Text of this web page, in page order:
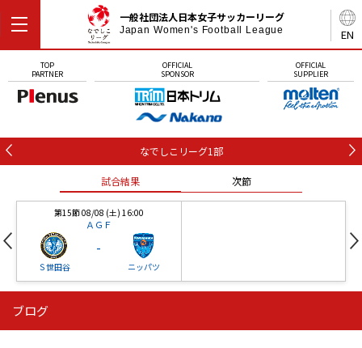
EN
一般社団法人日本女子サッカーリーグ
Japan Women's Football League
TOP
PARTNER
OFFICIAL
SPONSOR
OFFICIAL
SUPPLIER
なでしこリーグ1部
試合結果 次節
第15節 08/08 (土) 16:00
ＡＧＦ
Ｓ世田谷
-
ニッパツ
ニッパツ 石人の星
ブログ